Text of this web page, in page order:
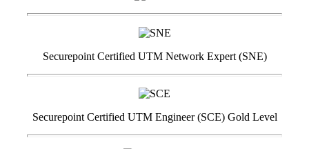
Securepoint Certified UTM Network Expert (SNE)
Securepoint Certified UTM Engineer (SCE) Gold Level